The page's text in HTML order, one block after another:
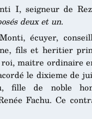
I, seigneur de
deux et un.
écuyer,
fils et heritier
maitre ordinaire
le dixieme de
fille de noble
Fachu. Ce